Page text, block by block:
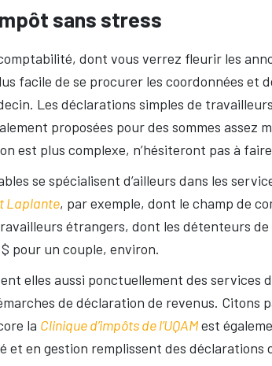
sans stress
dont vous verrez fleurir les
facile de se procurer les coordonnées et
Les déclarations simples de
proposées pour des sommes assez
est plus complexe, n’hésiteront pas à
se spécialisent d’ailleurs dans les
Laplante, par exemple, dont le champ de
étrangers, dont les détenteurs de
pour un couple, environ.
elles aussi ponctuellement des services
de déclaration de revenus. Citons
la Clinique d’impôts de l’UQAMest
et en gestion remplissent des déclarations